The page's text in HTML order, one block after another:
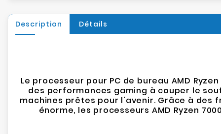
Description Détails
Le processeur pour PC de bureau AMD
des performances gaming à couper le
machines prêtes pour l'avenir. Grâce à des
énorme, les processeurs AMD Ryzen